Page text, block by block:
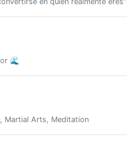
🌊
Martial Arts, Meditation